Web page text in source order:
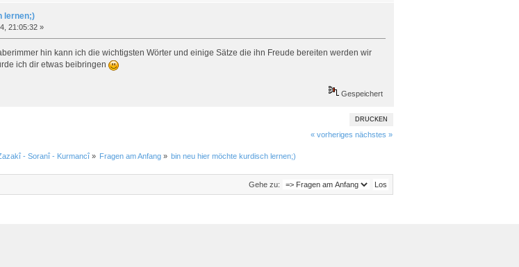
lernen;)
21:05:32 »
hin kann ich die wichtigsten Wörter und einige Sätze die ihn Freude bereiten werden wir
ich dir etwas beibringen
Gespeichert
DRUCKEN
« vorheriges nächstes »
- Soranî - Kurmancî» Fragen am Anfang» bin neu hier möchte kurdisch lernen;)
Gehe zu: